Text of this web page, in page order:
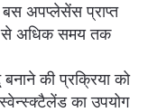
अपप्लेसेंस प्राप्त
से अधिक समय तक
बनाने की प्रक्रिया को
का उपयोग